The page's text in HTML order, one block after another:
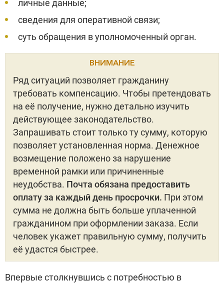
личные данные;
сведения для оперативной связи;
суть обращения в уполномоченный орган.
ВНИМАНИЕ
Ряд ситуаций позволяет гражданину
требовать компенсацию. Чтобы претендовать
на её получение, нужно детально изучить
действующее законодательство.
Запрашивать стоит только ту сумму, которую
позволяет установленная норма. Денежное
возмещение положено за нарушение
временной рамки или причиненные
неудобства. Почта обязана предоставить
оплату за каждый день просрочки. При этом
сумма не должна быть больше уплаченной
гражданином при оформлении заказа. Если
человек укажет правильную сумму, получить
её удастся быстрее.
Впервые столкнувшись с потребностью в